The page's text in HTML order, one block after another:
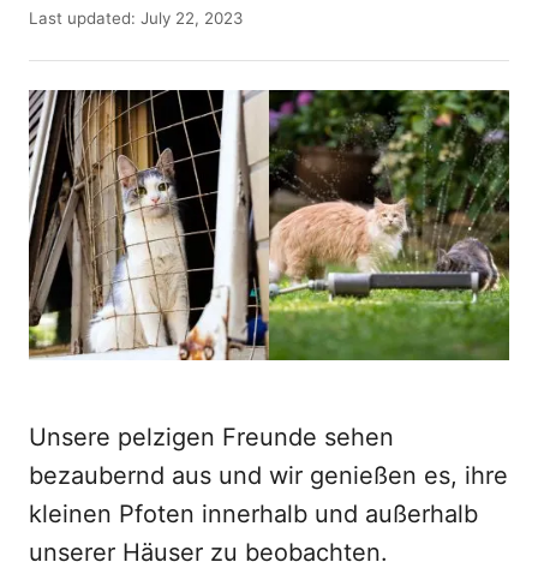
u
h
o
r
P
s
t
e
d
o
n
Last updated: July 22, 2023
Unsere pelzigen Freunde sehen
bezaubernd aus und wir genießen es, ihre
kleinen Pfoten innerhalb und außerhalb
unserer Häuser zu beobachten.